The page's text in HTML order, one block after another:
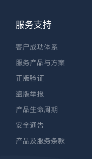
服务支持
客户成功体系
服务产品与方案
正版验证
盗版举报
产品生命周期
安全通告
产品及服务条款